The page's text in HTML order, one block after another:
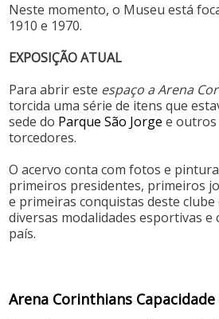
Neste momento, o Museu está
1910 e 1970.
EXPOSIÇÃO ATUAL
Para abrir este espaço a Arena
torcida uma série de itens que
sede do Parque São Jorge e
torcedores.
O acervo conta com fotos e
primeiros presidentes, primeiros
e primeiras conquistas deste
diversas modalidades esportivas
país.
Arena Corinthians Capacidade